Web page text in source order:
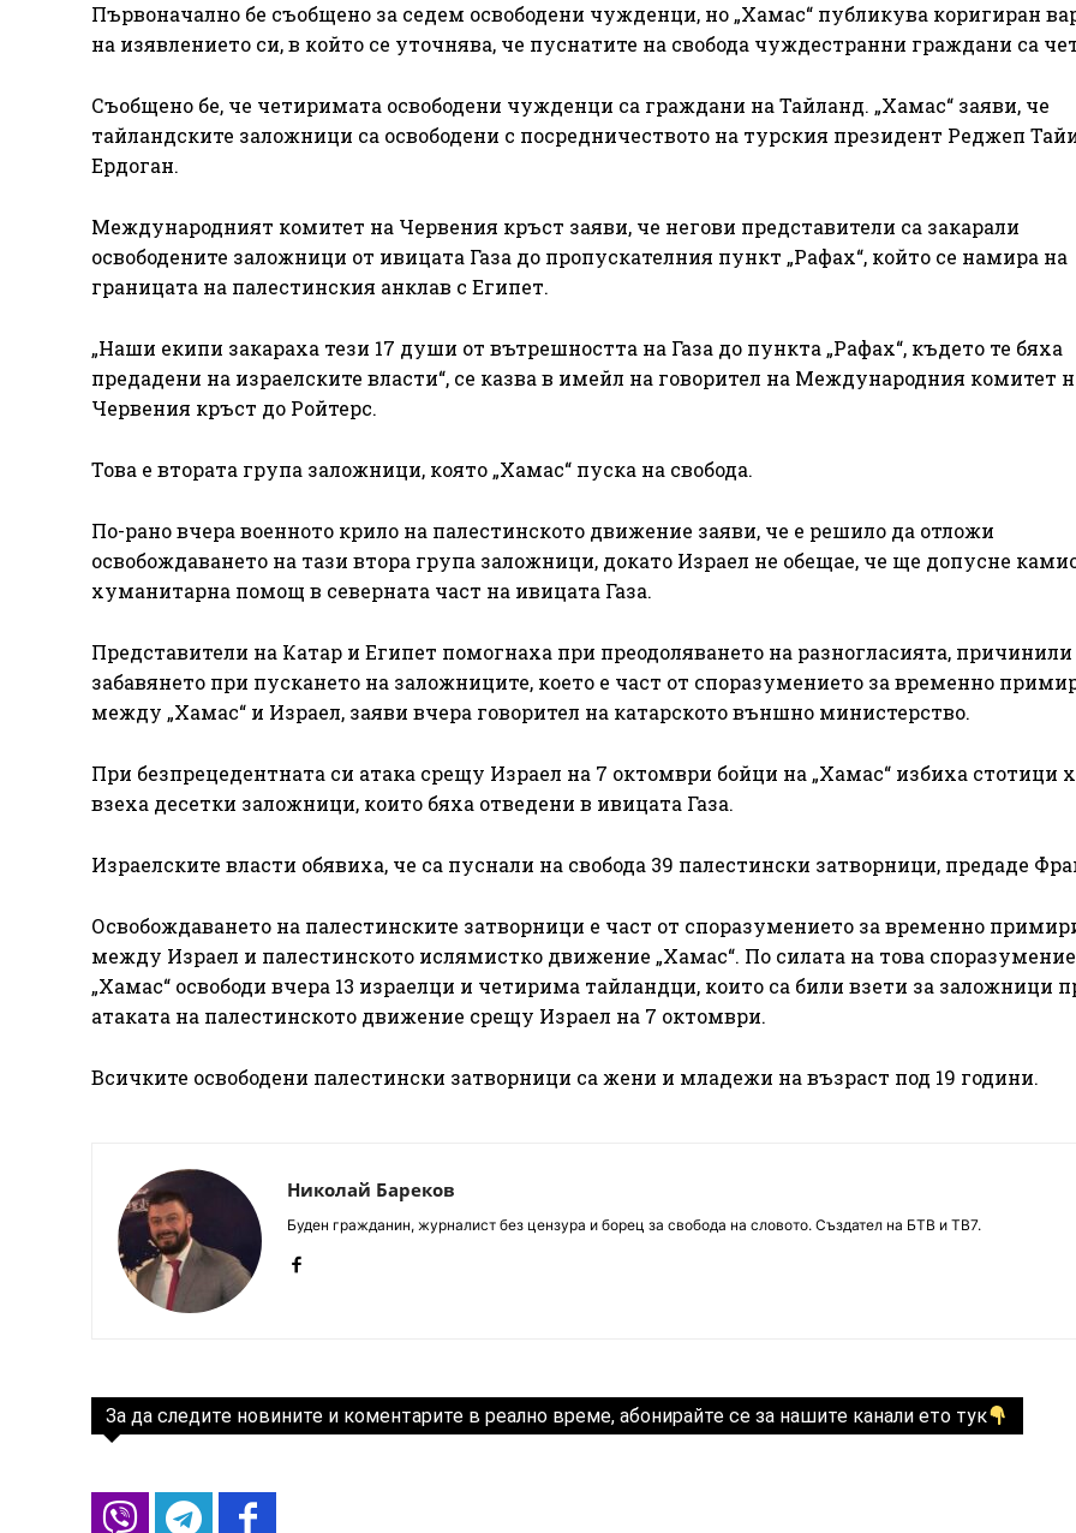
Първоначално бе съобщено за седем освободени чужденци, но „Хамас“ публикува коригиран
на изявлението си, в който се уточнява, че пуснатите на свобода чуждестранни граждани са
Съобщено бе, че четиримата освободени чужденци са граждани на Тайланд. „Хамас“ заяви, че
тайландските заложници са освободени с посредничеството на турския президент Реджеп
Ердоган.
Международният комитет на Червения кръст заяви, че негови представители са закарали
освободените заложници от ивицата Газа до пропускателния пункт „Рафах“, който се намира на
границата на палестинския анклав с Египет.
„Наши екипи закараха тези 17 души от вътрешността на Газа до пункта „Рафах“, където те бяха
предадени на израелските власти“, се казва в имейл на говорител на Международния комитет
Червения кръст до Ройтерс.
Това е втората група заложници, която „Хамас“ пуска на свобода.
По-рано вчера военното крило на палестинското движение заяви, че е решило да отложи
освобождаването на тази втора група заложници, докато Израел не обещае, че ще допусне
хуманитарна помощ в северната част на ивицата Газа.
Представители на Катар и Египет помогнаха при преодоляването на разногласията, причинили
забавянето при пускането на заложниците, което е част от споразумението за временно
между „Хамас“ и Израел, заяви вчера говорител на катарското външно министерство.
При безпрецедентната си атака срещу Израел на 7 октомври бойци на „Хамас“ избиха стотици
взеха десетки заложници, които бяха отведени в ивицата Газа.
Израелските власти обявиха, че са пуснали на свобода 39 палестински затворници, предаде
Освобождаването на палестинските затворници е част от споразумението за временно
между Израел и палестинското ислямистко движение „Хамас“. По силата на това споразумение
„Хамас“ освободи вчера 13 израелци и четирима тайландци, които са били взети за заложници
атаката на палестинското движение срещу Израел на 7 октомври.
Всичките освободени палестински затворници са жени и младежи на възраст под 19 години.
Николай Бареков
Буден гражданин, журналист без цензура и борец за свобода на словото. Създател на БТВ и ТВ7.
За да следите новините и коментарите в реално време, абонирайте се за нашите канали ето тук